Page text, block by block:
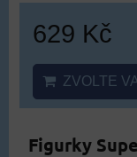
629 Kč
ZVOLTE
Figurky